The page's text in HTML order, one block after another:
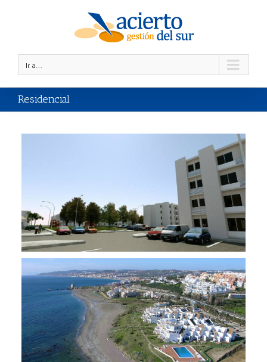
Ir a...
Residencial